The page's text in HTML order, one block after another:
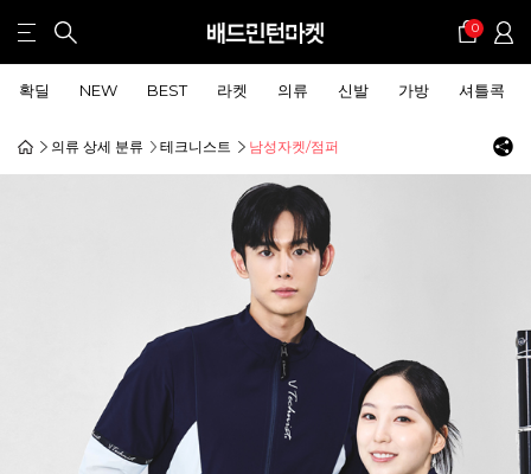
0
확딜 NEW BEST 라켓 의류 신발 가방 셔틀콕
의류 상세 분류 테크니스트 남성자켓/점퍼